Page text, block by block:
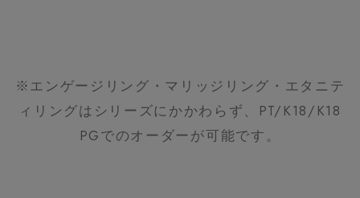
※エンゲージリング・マリッジリング・エタニテ
ィリングはシリーズにかかわらず、PT/K18/K18
PGでのオーダーが可能です。